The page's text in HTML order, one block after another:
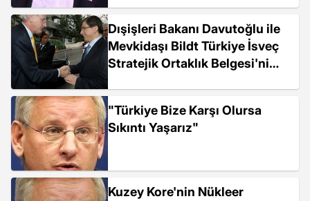
Dışişleri Bakanı Davutoğlu ile
Mevkidaşı Bildt Türkiye İsveç
Stratejik Ortaklık Belgesi'ni
"Türkiye Bize Karşı Olursa
Sıkıntı Yaşarız"
Kuzey Kore'nin Nükleer